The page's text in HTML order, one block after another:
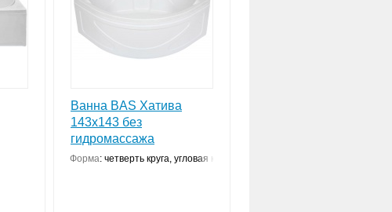
Ванна BAS Хатива
143x143 без
гидромассажа
Форма: четверть круга, угловая конструкция